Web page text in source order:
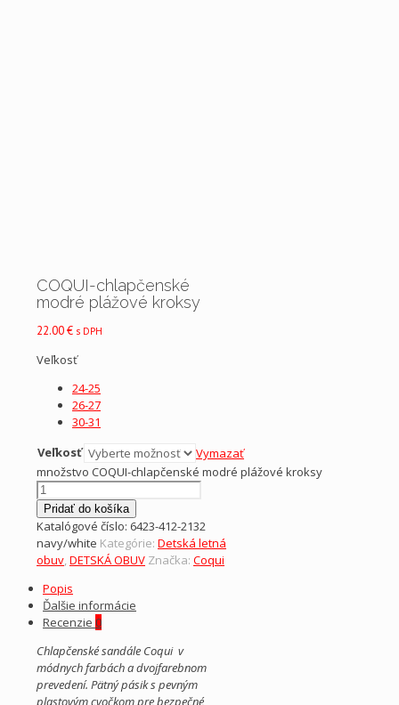
COQUI-chlapčenské
modré plážové kroksy
22.00€ s DPH
Veľkosť
24-25
26-27
30-31
Veľkosť
Vymazať
množstvo COQUI-chlapčenské modré plážové kroksy
Pridať do košíka
Katalógové číslo: 6423-412-2132
navy/white Kategórie: Detská letná
obuv,DETSKÁ OBUV Značka: Coqui
Popis
Ďalšie informácie
Recenzie 0
Chlapčenské sandále Coqui v
módnych farbách a dvojfarebnom
prevedení. Pätný pásik s pevným
plastovým cvočkom pre bezpečné